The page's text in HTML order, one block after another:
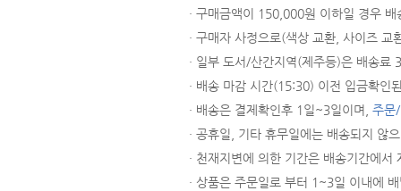
· 구매금액이 150,000원 이하일 경우
· 구매자 사정으로(색상 교환, 사이즈
· 일부 도서/산간지역(제주등)은 배송료
· 배송 마감 시간(15:30) 이전 입금확인
· 배송은 결제확인후 1일~3일이며, 주문
· 공휴일, 기타 휴무일에는 배송되지 않
· 천재지변에 의한 기간은 배송기간에서
· 상품은 주문일로 부터 1~3일 이내에